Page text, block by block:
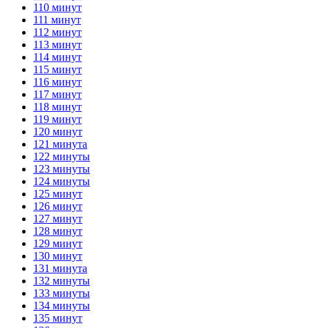
110 минут
111 минут
112 минут
113 минут
114 минут
115 минут
116 минут
117 минут
118 минут
119 минут
120 минут
121 минута
122 минуты
123 минуты
124 минуты
125 минут
126 минут
127 минут
128 минут
129 минут
130 минут
131 минута
132 минуты
133 минуты
134 минуты
135 минут